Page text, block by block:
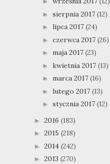
► sierpnia 2017 (12)
► lipca 2017 (24)
► czerwca 2017 (26)
► maja 2017 (23)
► kwietnia 2017 (13)
► marca 2017 (16)
► lutego 2017 (13)
► stycznia 2017 (12)
► 2016 (183)
► 2015 (218)
► 2014 (242)
► 2013 (270)